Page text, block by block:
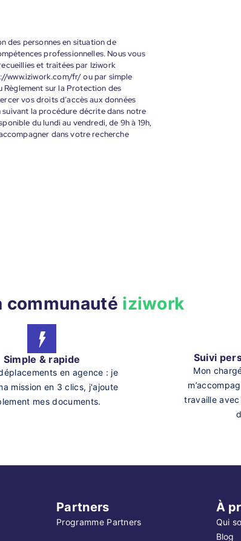
des personnes en situation de
professionnelles. Nous vous
et traitées par Iziwork
www.iziwork.com/fr/ ou par simple
Règlement sur la Protection des
vos droits d’accès aux données
la procédure décrite dans notre
du lundi au vendredi, de 9h à 19h,
dans votre recherche
communauté iziwork
Simple & rapide
en agence : je
mission en 3 clics, j'ajoute
mes documents.
Suivi
Mon
travaille
Partners
Programme Partners
À
Qui
Blog